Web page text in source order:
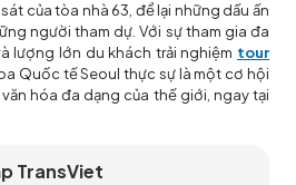
của tòa nhà 63, để lại những dấu ấn
người tham dự. Với sự tham gia đa
lượng lớn du khách trải nghiệm tour
Quốc tế Seoul thực sự là một cơ hội
hóa đa dạng của thế giới, ngay tại
TransViet